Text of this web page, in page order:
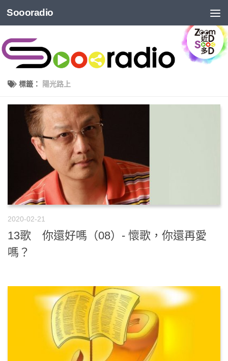
Soooradio
標籤： 陽光路上
2020-02-21
13歌 你還好嗎（08）- 懷歌，你還再愛
嗎？